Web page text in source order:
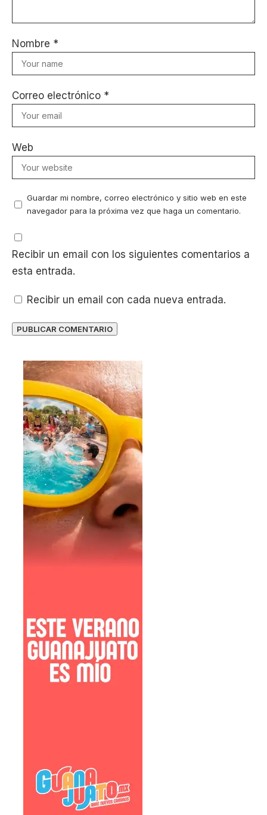
Nombre *
Correo electrónico *
Web
Guardar mi nombre, correo electrónico y sitio web en este
navegador para la próxima vez que haga un comentario.
Recibir un email con los siguientes comentarios a
esta entrada.
Recibir un email con cada nueva entrada.